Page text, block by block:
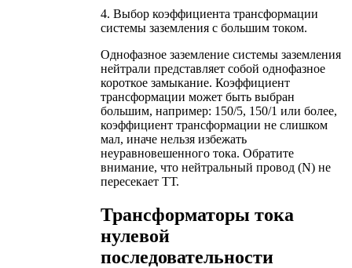
4. Выбор коэффициента трансформации
системы заземления с большим током.
Однофазное заземление системы заземления
нейтрали представляет собой однофазное
короткое замыкание. Коэффициент
трансформации может быть выбран
большим, например: 150/5, 150/1 или более,
коэффициент трансформации не слишком
мал, иначе нельзя избежать
неуравновешенного тока. Обратите
внимание, что нейтральный провод (N) не
пересекает ТТ.
Трансформаторы тока
нулевой
последовательности